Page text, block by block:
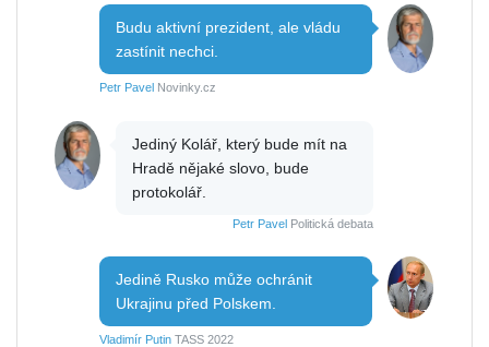
Budu aktivní prezident, ale vládu
zastínit nechci.
Petr Pavel Novinky.cz
Jediný Kolář, který bude mít na
Hradě nějaké slovo, bude
protokolář.
Petr Pavel Politická debata
Jedině Rusko může ochránit
Ukrajinu před Polskem.
Vladimír Putin TASS 2022